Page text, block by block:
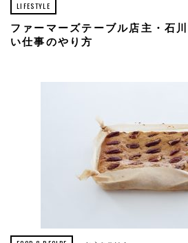
LIFESTYLE
ファーマーズテーブル店主・石
い仕事のやり方